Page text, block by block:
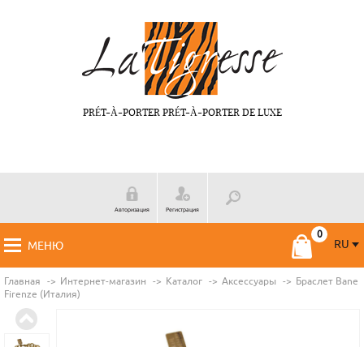
PRÉT-À-PORTER PRÉT-À-PORTER DE LUXE
Авторизация Регистрация
МЕНЮ
RU
FR
Главная Интернет-магазин Каталог Аксессуары
Браслет Bane
Firenze (Италия)